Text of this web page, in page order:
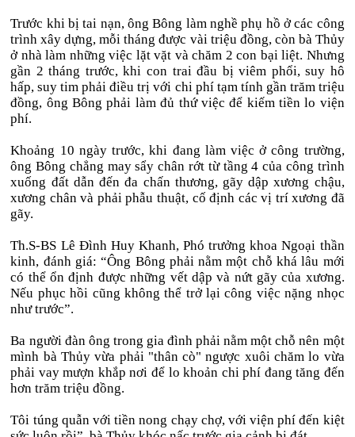
Trước khi bị tai nạn, ông Bông làm nghề phụ hồ ở các công
trình xây dựng, mỗi tháng được vài triệu đồng, còn bà Thủy
ở nhà làm những việc lặt vặt và chăm 2 con bại liệt. Nhưng
gần 2 tháng trước, khi con trai đầu bị viêm phổi, suy hô
hấp, suy tim phải điều trị với chi phí tạm tính gần trăm triệu
đồng, ông Bông phải làm đủ thứ việc để kiếm tiền lo viện
phí.
Khoảng 10 ngày trước, khi đang làm việc ở công trường,
ông Bông chẳng may sẩy chân rớt từ tầng 4 của công trình
xuống đất dẫn đến đa chấn thương, gãy dập xương chậu,
xương chân và phải phẫu thuật, cố định các vị trí xương đã
gãy.
Th.S-BS Lê Đình Huy Khanh, Phó trưởng khoa Ngoại thần
kinh, đánh giá: “Ông Bông phải nằm một chỗ khá lâu mới
có thể ổn định được những vết dập và nứt gãy của xương.
Nếu phục hồi cũng không thể trở lại công việc nặng nhọc
như trước”.
Ba người đàn ông trong gia đình phải nằm một chỗ nên một
mình bà Thủy vừa phải "thân cò" ngược xuôi chăm lo vừa
phải vay mượn khắp nơi để lo khoản chi phí đang tăng đến
hơn trăm triệu đồng.
Tôi túng quẫn với tiền nong chạy chợ, với viện phí đến kiệt